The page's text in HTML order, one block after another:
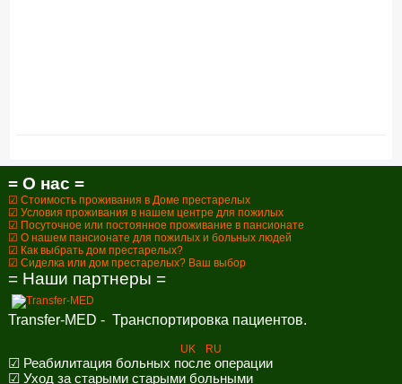
= О нас =
☑ Стоимость проживания в Доме престарелых
☑ Условия проживания в нашем центре для пожилых
☑ Посуточное или постоянное проживание в пансионате
☑ О нашем пансионате для пожилых и больных людей
☑ Как выбрать дом престарелых?
☑ Сиделка или дом престарелых? Ваш выбор
= Наши партнеры =
Transfer-MED - Транспортировка пациентов.
UK RU
☑ Реабилитация больных после операции
☑ Уход за старыми старыми больными